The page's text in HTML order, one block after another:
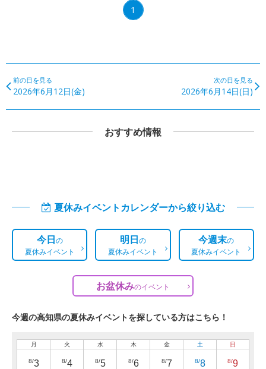
1
前の日を見る
2026年6月12日(金)
次の日を見る
2026年6月14日(日)
おすすめ情報
夏休みイベントカレンダーから絞り込む
今日の
夏休みイベント
明日の
夏休みイベント
今週末の
夏休みイベント
お盆休みのイベント
今週の高知県の夏休みイベントを探している方はこちら！
月
8/3
火
8/4
水
8/5
木
8/6
金
8/7
土
8/8
日
8/9